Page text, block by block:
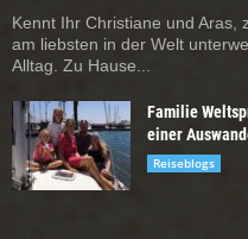
Kennt Ihr Christiane und Aras,
am liebsten in der Welt
Alltag. Zu Hause...
Familie
einer
Reiseblogs